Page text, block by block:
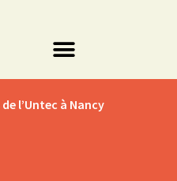
l’Untec à Nancy